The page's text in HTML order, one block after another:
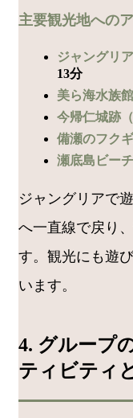
主要観光地への
ジャングリ
13分
美ら海水族館
今帰仁城跡
備瀬のフク
瀬底島ビーチ
ジャングリアで
へ一直線で戻り
す。観光にも遊
います。
4. グループ
ティビティ